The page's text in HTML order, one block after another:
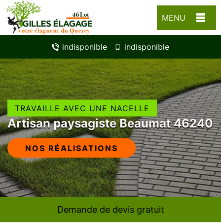
MENU
indisponible indisponible
TRAVAILLE AVEC UNE NACELLE
Artisan paysagiste Beaumat 46240
NOS RÉALISATIONS
Demande de devis gratuit